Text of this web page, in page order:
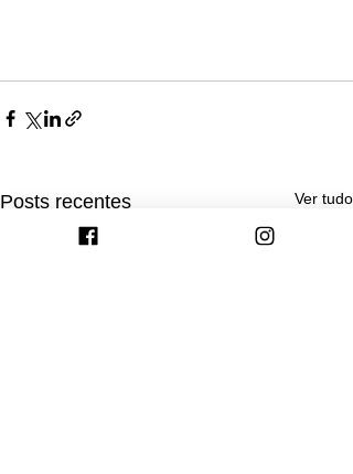
Posts recentes Ver tudo